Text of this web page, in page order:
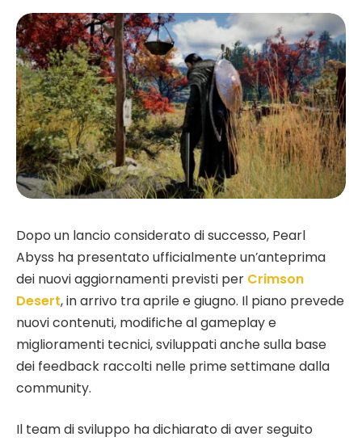
Dopo un lancio considerato di successo, Pearl
Abyss ha presentato ufficialmente un’anteprima
dei nuovi aggiornamenti previsti per Crimson
Desert, in arrivo tra aprile e giugno. Il piano prevede
nuovi contenuti, modifiche al gameplay e
miglioramenti tecnici, sviluppati anche sulla base
dei feedback raccolti nelle prime settimane dalla
community.
Il team di sviluppo ha dichiarato di aver seguito